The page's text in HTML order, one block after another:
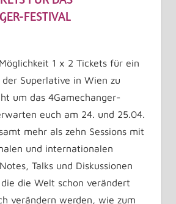
FESTIVAL
1 x 2 Tickets für ein
Superlative in Wien zu
um das 4Gamechanger-
euch am 24. und 25.04.
mehr als zehn Sessions mit
und internationalen
Talks und Diskussionen
die Welt schon verändert
verändern werden, wie zum